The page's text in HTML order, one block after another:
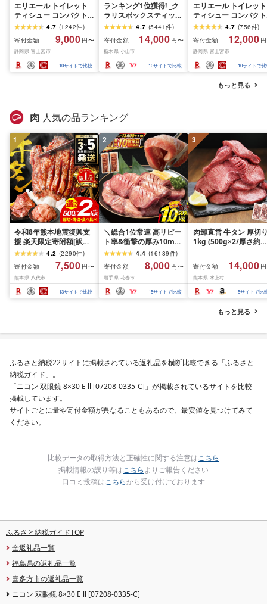
エリエール トイレット
ティシュー コンパクト
シングル [個数が選べ
る:16・32・64 ロール]
1.5倍巻 82.5m トイレッ
トペーパー シングル パ
ルプ100% 香りつき 日用
品 消耗品 備蓄 ふるさと
4.7 (1242件)
寄付金額
9,000 円〜
静岡県 富士宮市
10サイトで比較
ランキング1位獲得! _ク
ラリスボックスティッシ
ュ60箱(1箱220組(440
枚))(5個入り×12セット)_
ティッシュ ティッシュ
ペーパー 日用品 常備品
生活用品 まとめ買い [配
送不可地域:離島・沖縄
4.7 (5441件)
寄付金額
14,000 円〜
栃木県 小山市
10サイトで比較
エリエール トイレット
ティシュー コンパクト
ダブル [選べるロール
数:32・64 ロール] 1.5
巻 45m トイレットペ
パー ダブル パルプ
香りつき 日用品 消耗
備蓄 ふるさと納税 ふ
さと 送料無料 静岡県
4.7 (756件)
寄付金額
12,000
静岡県 富士宮市
10サイトで
もっと見る
肉 人気の品ランキング
1
令和8年熊本地震復興支
援 楽天限定寄附額[訳あ
り]牛タン 500g〜2kg 肉
牛肉 訳あり 牛タン 冷凍
小分け 厚切り 薄切り 食
べ比べ 500g 1kg 1.5kg
2kg 牛 人気 ビーフ 牛た
ん ふるさと納税 ランキ
4.2 (2290件)
寄付金額
7,500 円〜
熊本県 八代市
13サイトで比較
2
＼総合1位常連 高リピー
ト率&衝撃の厚み10mm
厚切り牛タン 塩味/ ≪ス
ピード発送!!10営業日以
内発送≫ 選べる内容量
500g / 1kg 定期便 毎月
届く 牛肉 肉 BBQ ふるさ
と 人気 ランキング 岩手
4.4 (16189件)
寄付金額
8,000 円〜
岩手県 花巻市
15サイトで比較
3
肉卸直営 牛タン 厚切
1kg (500g×2/厚さ約
牛肉 焼肉 冷凍 スライ
業務用 バーベキュー
BBQ おつまみ ギフト
祝い お中元 夏ギフト
寄付金額 14,000
熊本県 水上村
5サイトで比
もっと見る
ふるさと納税22サイトに掲載されている返礼品を横断比較できる「ふるさと
納税ガイド」。
「ニコン 双眼鏡 8×30 E ll [07208-0335-C]」が掲載されているサイトを比較
掲載しています。
サイトごとに量や寄付金額が異なることもあるので、最安値を見つけてみて
ください。
比較データの取得方法と正確性に関する注意はこちら
掲載情報の誤り等はこちらよりご報告ください
口コミ投稿はこちらから受け付けております
ふるさと納税ガイドTOP
全返礼品一覧
福島県の返礼品一覧
喜多方市の返礼品一覧
ニコン 双眼鏡 8×30 E ll [07208-0335-C]